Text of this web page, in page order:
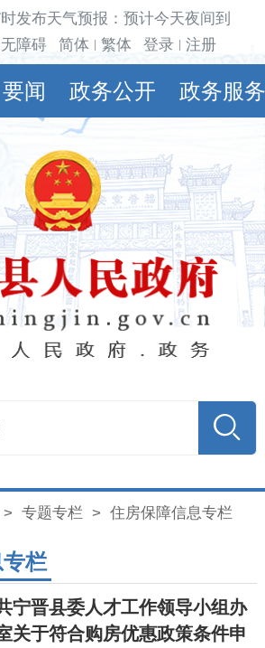
发布天气预报：预计今天夜间到明
无障碍 简体 繁体 登录 注册
要闻 政务公开 政务服务
> 专题专栏 > 住房保障信息专栏
栏
宁晋县委人才工作领导小组办
关于符合购房优惠政策条件申